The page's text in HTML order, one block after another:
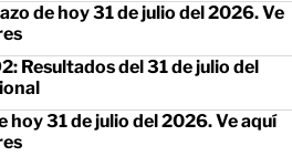
de hoy 31 de julio del 2026. Ve
Resultados del 31 de julio del
hoy 31 de julio del 2026. Ve aquí